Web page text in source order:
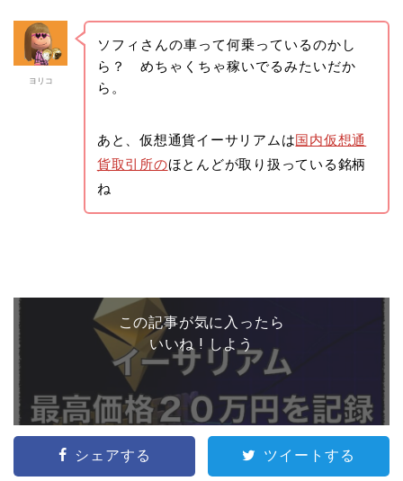
ヨリコ
ソフィさんの車って何乗っているのかし
ら？ めちゃくちゃ稼いでるみたいだか
ら。
あと、仮想通貨イーサリアムは国内仮想通
貨取引所のほとんどが取り扱っている銘柄
ね
この記事が気に入ったら
いいね ! しよう
シェアする ツイートする